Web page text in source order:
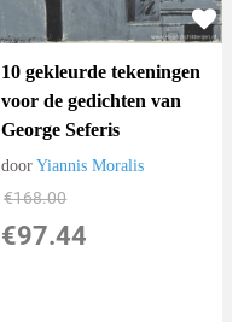
10 gekleurde tekeningen
voor de gedichten van
George Seferis
doorYiannis Moralis
€168.00
€97.44